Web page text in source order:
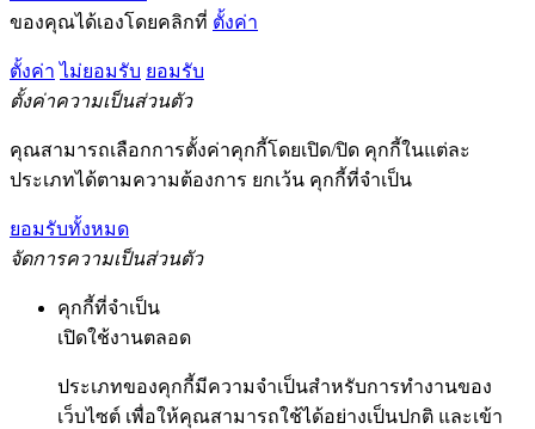
ของคุณได้เองโดยคลิกที่ ตั้งค่า
ตั้งค่า ไม่ยอมรับ ยอมรับ
ตั้งค่าความเป็นส่วนตัว
คุณสามารถเลือกการตั้งค่าคุกกี้โดยเปิด/ปิด คุกกี้ในแต่ละ
ประเภทได้ตามความต้องการ ยกเว้น คุกกี้ที่จำเป็น
ยอมรับทั้งหมด
จัดการความเป็นส่วนตัว
คุกกี้ที่จำเป็น
เปิดใช้งานตลอด
ประเภทของคุกกี้มีความจำเป็นสำหรับการทำงานของ
เว็บไซต์ เพื่อให้คุณสามารถใช้ได้อย่างเป็นปกติ และเข้า